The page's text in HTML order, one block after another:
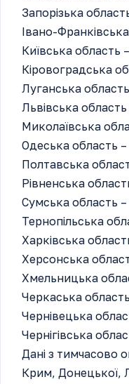
Запорізька
Івано-
Київська область
Кіровоградська
Луганська
Львівська
Миколаївська
Одеська область
Полтавська
Рівненська
Сумська область
Тернопільська
Харківська
Херсонська
Хмельницька
Черкаська
Чернівецька
Чернігівська
Дані з тимчасово
Крим, Донецької,